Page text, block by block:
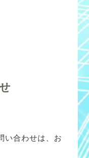
い合わせは、お